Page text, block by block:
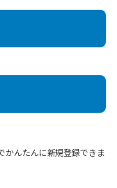
かんたんに新規登録できま